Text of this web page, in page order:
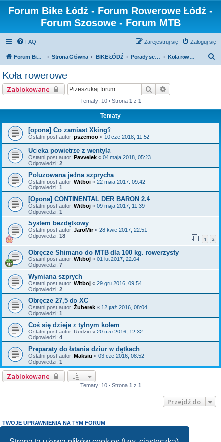
Forum Bike Łódź - Forum Rowerowe Łódź -
Forum Szosowe - Forum MTB
FAQ Zaloguj się
Zarejestruj się
Forum Bike Łódź - Forum Rowerowe Łódź - Forum Szosowe - Forum MTB Strona Główna BIKE ŁÓDŹ Porady serwisowe Koła rowerowe
Koła rowerowe
Zablokowane Szukaj
Tematy: 10 • Strona 1 z 1
Tematy
[opona] Co zamiast Xking?
Ostatni post autor: pszemoo « 10 cze 2018, 11:52
Ucieka powietrze z wentyla
Ostatni post autor: Pavvelek « 04 maja 2018, 05:23
Odpowiedzi: 2
Poluzowana jedna szprycha
Ostatni post autor: Witboj « 22 maja 2017, 09:42
Odpowiedzi: 1
[Opona] CONTINENTAL DER BARON 2.4
Ostatni post autor: Witboj « 09 maja 2017, 11:39
Odpowiedzi: 1
System bezdętkowy
Ostatni post autor: JaroMir« 28 kwie 2017, 22:51
Odpowiedzi: 18 1 2
Obręcze Shimano do MTB dla 100 kg. rowerzysty
Ostatni post autor: Witboj « 01 lut 2017, 22:04
Odpowiedzi: 7
Wymiana szprych
Ostatni post autor: Witboj « 29 gru 2016, 09:54
Odpowiedzi: 2
Obręcze 27,5 do XC
Ostatni post autor: Żuberek « 12 paź 2016, 08:04
Odpowiedzi: 1
Coś się dzieje z tylnym kołem
Ostatni post autor: Redzio « 20 cze 2016, 12:32
Odpowiedzi: 4
Preparaty do łatania dziur w dętkach
Ostatni post autor: Maksiu « 03 cze 2016, 08:52
Odpowiedzi: 1
Zablokowane
Tematy: 10 • Strona 1 z 1
Przejdź do
TWOJE UPRAWNIENIA NA TYM FORUM
Nie możesz odpowiadać w tematach